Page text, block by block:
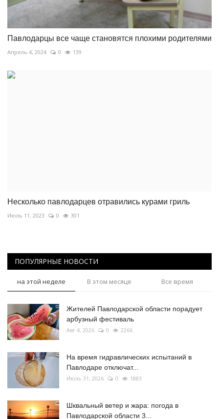
Павлодарцы все чаще становятся плохими родителями
Апрель 4, 2024 0 139
Несколько павлодарцев отравились курами гриль
Июль 11, 2023 0 301
ПОПУЛЯРНЫЕ НОВОСТИ
на этой неделе В этом месяце Все время
Жителей Павлодарской области порадует
арбузный фестиваль
Авг 4, 2026 0 2266
На время гидравлических испытаний в
Павлодаре отключат...
Июль 31, 2026 0 1883
Шквальный ветер и жара: погода в
Павлодарской области 3...